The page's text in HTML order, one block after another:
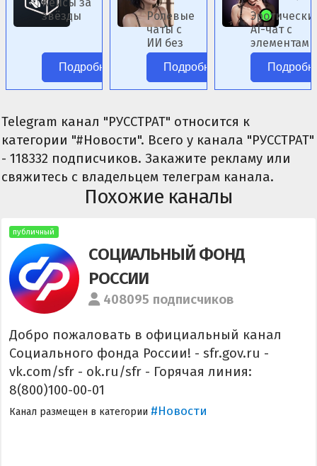
звёзды
Подробнее
Ролевые
чаты с
ИИ без
цензуры.
Подробнее
AI-чат с
элементами
фэнтези.
Telegram канал "РУССТРАТ" относится к
категории "#Новости". Всего у канала "РУССТРАТ"
- 118332 подписчиков. Закажите рекламу или
свяжитесь с владельцем телеграм канала.
Похожие каналы
публичный
СОЦИАЛЬНЫЙ ФОНД
РОССИИ
408095 подписчиков
Добро пожаловать в официальный канал
Социального фонда России! - sfr.gov.ru -
vk.com/sfr - ok.ru/sfr - Горячая линия:
8(800)100-00-01
Канал размещен в категории #Новости